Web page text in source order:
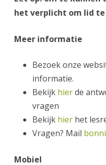
het verplicht om lid
Meer informatie
Bezoek onze
informatie.
Bekijk hierde
vragen
Bekijk hier het
Vragen? Mail
Mobiel